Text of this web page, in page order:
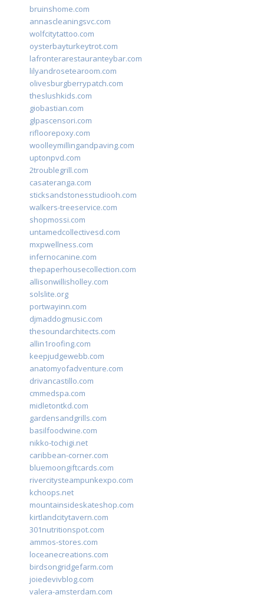
bruinshome.com
annascleaningsvc.com
wolfcitytattoo.com
oysterbayturkeytrot.com
lafronterarestauranteybar.com
lilyandrosetearoom.com
olivesburgberrypatch.com
theslushkids.com
giobastian.com
glpascensori.com
rifloorepoxy.com
woolleymillingandpaving.com
uptonpvd.com
2troublegrill.com
casateranga.com
sticksandstonesstudiooh.com
walkers-treeservice.com
shopmossi.com
untamedcollectivesd.com
mxpwellness.com
infernocanine.com
thepaperhousecollection.com
allisonwillisholley.com
solslite.org
portwayinn.com
djmaddogmusic.com
thesoundarchitects.com
allin1roofing.com
keepjudgewebb.com
anatomyofadventure.com
drivancastillo.com
cmmedspa.com
midletontkd.com
gardensandgrills.com
basilfoodwine.com
nikko-tochigi.net
caribbean-corner.com
bluemoongiftcards.com
rivercitysteampunkexpo.com
kchoops.net
mountainsideskateshop.com
kirtlandcitytavern.com
301nutritionspot.com
ammos-stores.com
loceanecreations.com
birdsongridgefarm.com
joiedevivblog.com
valera-amsterdam.com